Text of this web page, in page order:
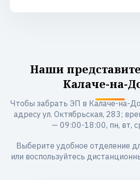
Наши
Калаче-на-
Чтобы забрать ЭП в Калаче-на-
адресу ул. Октябрьская, 283;
— 09:00-18:00, пн, вт,
Выберите удобное отделение
или воспользуйтесь